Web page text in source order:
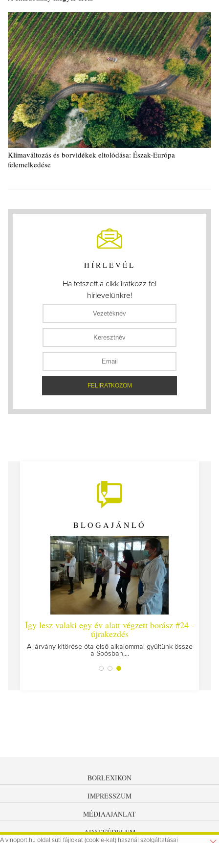
Klímaváltozás és borvidékek eltolódása: Észak-Európa
felemelkedése
HÍRLEVÉL
Ha tetszett a cikk iratkozz fel
hírlevelünkre!
BLOGAJÁNLÓ
Így lesz valaki egy év alatt végzett borász #24 -
újrakezdés
A járvány kitörése óta első alkalommal gyűltünk össze
a Soósban,...
BORLEXIKON
IMPRESSZUM
MÉDIAAJÁNLAT
ADATVÉDELEM
A vinoport.hu oldal süti fájlokat (cookie-kat) használ szolgáltatásai